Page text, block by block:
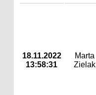
18.11.2022
13:58:31
Marta
Zielak